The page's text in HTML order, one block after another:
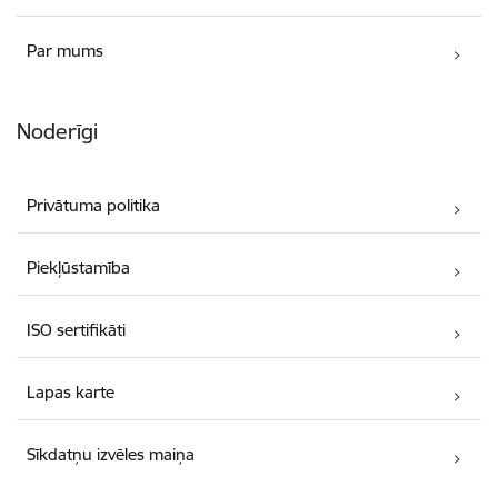
Par mums
Noderīgi
Privātuma politika
Piekļūstamība
ISO sertifikāti
Lapas karte
Sīkdatņu izvēles maiņa